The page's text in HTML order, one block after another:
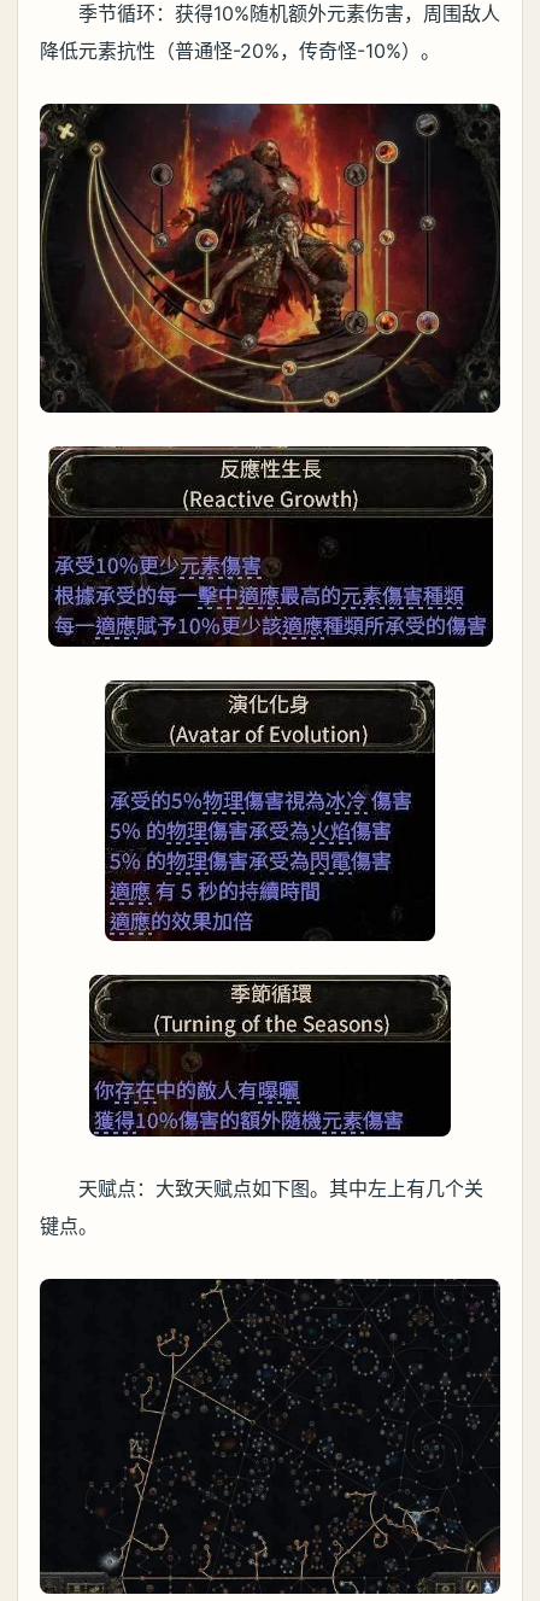
季节循环：获得10%随机额外元素伤害，周围敌人
降低元素抗性（普通怪-20%，传奇怪-10%）。
天赋点：大致天赋点如下图。其中左上有几个关
键点。